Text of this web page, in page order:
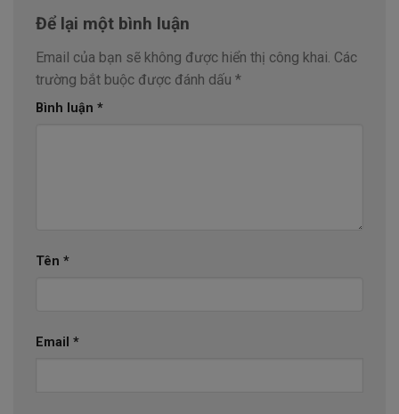
Để lại một bình luận
Email của bạn sẽ không được hiển thị công khai. Các
trường bắt buộc được đánh dấu *
Bình luận *
Tên *
Email *